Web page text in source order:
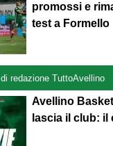
promossi e
test a Formello
di redazione TuttoAvellino
Avellino
lascia il club: